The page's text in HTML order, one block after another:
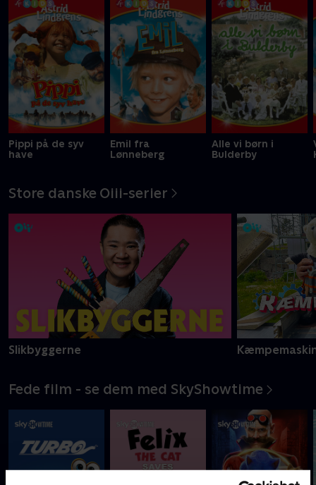
Pippi på de syv
have
Emil fra
Lønneberg
Alle vi børn i
Bulderby
Store danske Oiii-serier
Slikbyggerne
Fede film - se dem med SkyShowtime